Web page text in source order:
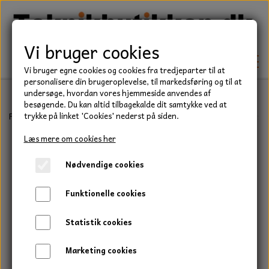
TEKNIK
KILEREMME
LEJER
PAKDÅSER
LÅSERINGE
BEFÆSTELSE
HAVE/PARK
UNIVERSALE REMME TIL PLÆNEKLIPPER OG
HAVETRAKTOR
TRAKTOR/ENTREPRENØR
Forside Teknik Lejer Sporkuglelejer 6200 Serie
Vi bruger cookies
Vi bruger egne cookies og cookies fra tredjeparter til at
personalisere din brugeroplevelse, til markedsføring og til at
undersøge, hvordan vores hjemmeside anvendes af
besøgende. Du kan altid tilbagekalde dit samtykke ved at
trykke på linket 'Cookies' nederst på siden.
Læs mere om cookies her
Nødvendige cookies
Funktionelle cookies
Statistik cookies
Marketing cookies